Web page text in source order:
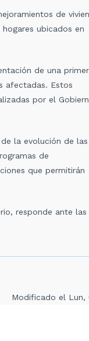
de
ubicados en
de una
afectadas. Estos
por el
la evolución de las
de
que permitirán
responde ante las
Modificado el Lun,